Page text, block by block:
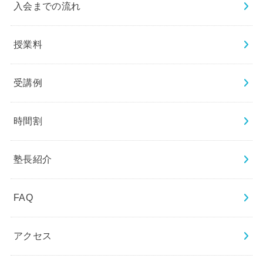
入会までの流れ
授業料
受講例
時間割
塾長紹介
FAQ
アクセス